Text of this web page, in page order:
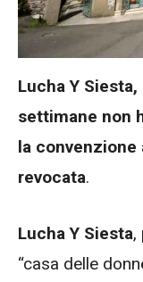
Lucha Y
settimane non
la convenzione
revocata.
Lucha Y Siesta,
“casa delle